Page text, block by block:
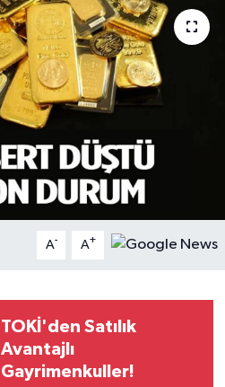
A- A+
TOKİ'den Satılık
Avantajlı
Gayrimenkuller!